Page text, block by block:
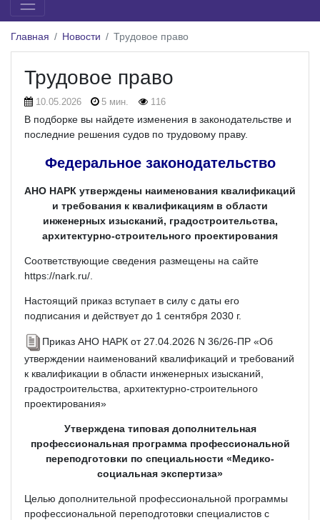
Главная Новости Трудовое право
Трудовое право
10.05.2026 5 мин. 116
В подборке вы найдете изменения в законодательстве и
последние решения судов по трудовому праву.
Федеральное законодательство
АНО НАРК утверждены наименования квалификаций
и требования к квалификациям в области
инженерных изысканий, градостроительства,
архитектурно-строительного проектирования
Соответствующие сведения размещены на сайте
https://nark.ru/.
Настоящий приказ вступает в силу с даты его
подписания и действует до 1 сентября 2030 г.
Приказ АНО НАРК от 27.04.2026 N 36/26-ПР «Об
утверждении наименований квалификаций и требований
к квалификации в области инженерных изысканий,
градостроительства, архитектурно-строительного
проектирования»
Утверждена типовая дополнительная
профессиональная программа профессиональной
переподготовки по специальности «Медико-
социальная экспертиза»
Целью дополнительной профессиональной программы
профессиональной переподготовки специалистов с